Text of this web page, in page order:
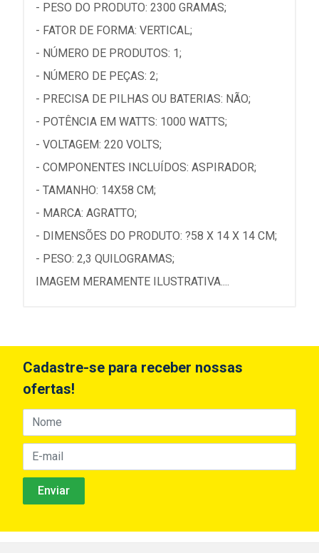
- PESO DO PRODUTO: 2300 GRAMAS;
- FATOR DE FORMA: VERTICAL;
- NÚMERO DE PRODUTOS: 1;
- NÚMERO DE PEÇAS: 2;
- PRECISA DE PILHAS OU BATERIAS: NÃO;
- POTÊNCIA EM WATTS: 1000 WATTS;
- VOLTAGEM: 220 VOLTS;
- COMPONENTES INCLUÍDOS: ASPIRADOR;
- TAMANHO: 14X58 CM;
- MARCA: AGRATTO;
- DIMENSÕES DO PRODUTO: ?58 X 14 X 14 CM;
- PESO: 2,3 QUILOGRAMAS;
IMAGEM MERAMENTE ILUSTRATIVA....
Cadastre-se para receber nossas
ofertas!